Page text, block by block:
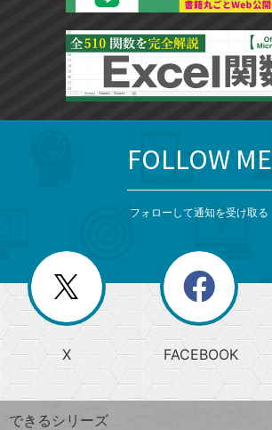
じ
る
search
検
索
上
昇
ワ
ー
閉
じ
る
ー
か
ら
探
す
FOLLOW ME
フォローして通知を受け取る
X FACEBOOK
できるシリーズ